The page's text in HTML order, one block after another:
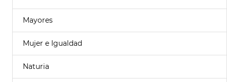
Mayores
Mujer e Igualdad
Naturia